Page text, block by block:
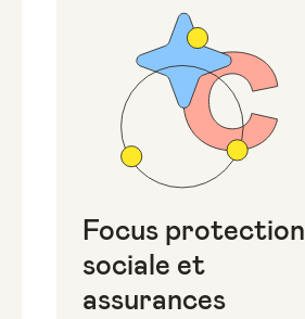
Focus protection
sociale et
assurances